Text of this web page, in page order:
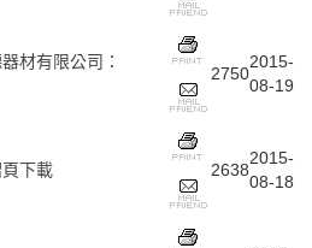
材有限公司：
2750
2015-
08-19
下載 2638
2015-
08-18